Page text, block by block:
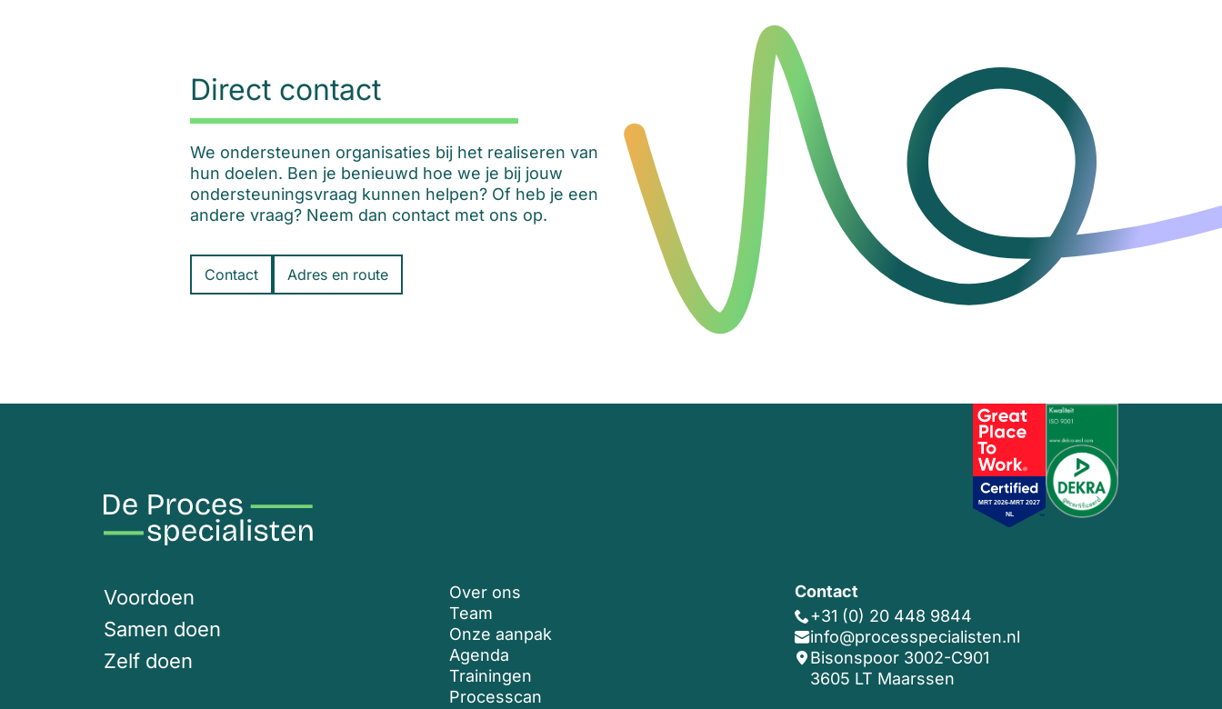
Direct contact
We ondersteunen organisaties bij het realiseren van
hun doelen. Ben je benieuwd hoe we je bij jouw
ondersteuningsvraag kunnen helpen? Of heb je een
andere vraag? Neem dan contact met ons op.
Contact Adres en route
Voordoen
Samen doen
Zelf doen
Over ons
Team
Onze aanpak
Agenda
Trainingen
Processcan
Contact
+31 (0) 20 448 9844
info@processpecialisten.nl
Bisonspoor 3002-C901
3605 LT Maarssen